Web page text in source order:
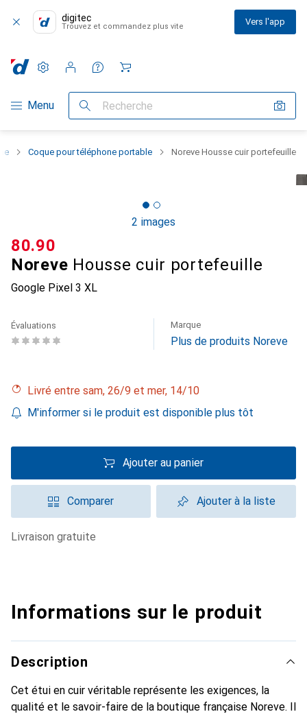
digitec
Trouvez et commandez plus vite Vers l'app
Navigation par catégorie
Menu Recherche
Paramètres
Compte client
Listes de comparaison
Listes d'envies
Panier
Coque pour téléphone portable Noreve Housse cuir portefeuille
2 images
Noreve Housse cuir portefeuille
Google Pixel 3 XL
CHF
80.90
Évaluations Marque
Plus de produits Noreve
Livré entre sam, 26/9 et mer, 14/10
M'informer si le produit est disponible plus tôt
Ajouter au panier
Comparer Ajouter à la liste
livraison gratuite
Informations sur le produit
Description
Cet étui en cuir véritable représente les exigences, la
qualité et le savoir-faire de la boutique française Noreve. Il